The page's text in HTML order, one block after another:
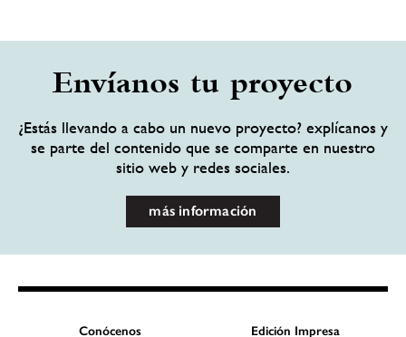
Envíanos tu proyecto
¿Estás llevando a cabo un nuevo proyecto? explícanos y
se parte del contenido que se comparte en nuestro
sitio web y redes sociales.
más información
Conócenos Edición Impresa